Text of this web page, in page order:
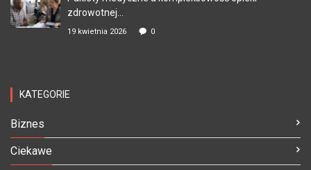
zdrowotnej...
19 kwietnia 2026 0
KATEGORIE
Biznes
Ciekawe